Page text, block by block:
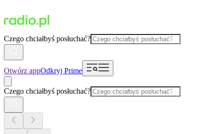
Czego chciałbyś posłuchać?
Otwórz appOdkryj Prime
Czego chciałbyś posłuchać?